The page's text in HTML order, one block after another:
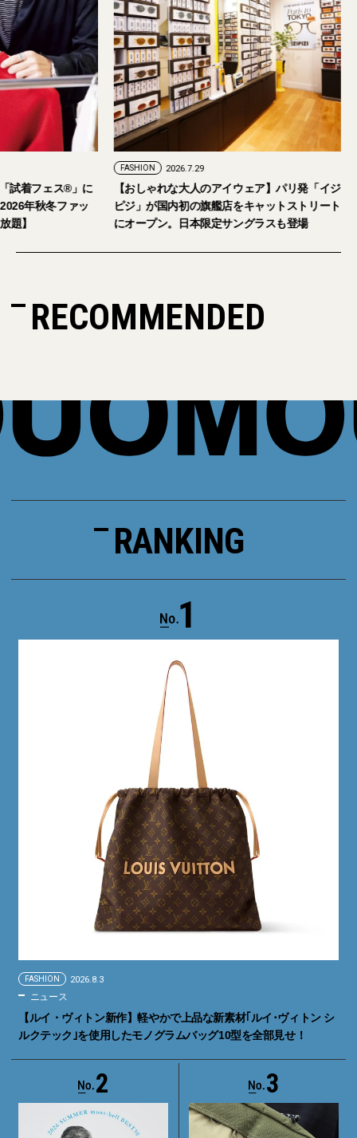
2026年9月5日・6日開催。「試着フェス®︎」に
読者の皆さまをご招待。【2026年秋冬ファッ
ション＆美容アイテム試し放題】
【おしゃれな大人
ピジ」が国内初の
にオープン。日本
RECOMMENDED
RANKING
1
FASHION 2026.8.3
ニュース
【ルイ・ヴィトン新作】軽やかで上品な新素材｢ルイ･ヴィトン シ
ルクテック｣を使用したモノグラムバッグ10型を全部見せ！
2 3